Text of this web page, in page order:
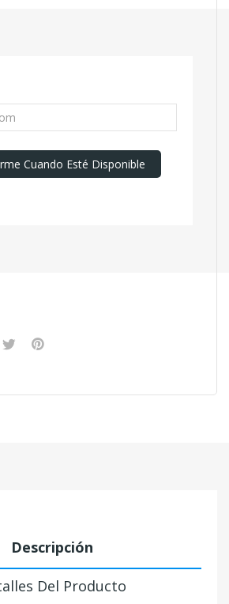
Cuando Esté Disponible
Descripción
Del Producto